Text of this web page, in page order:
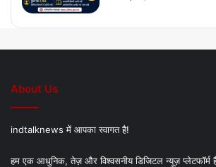
About Us
indtalknews में आपका स्वागत है!
हम एक आधुनिक, तेज़ और विश्वसनीय डिजिटल न्यूज़ प्लेटफॉर्म